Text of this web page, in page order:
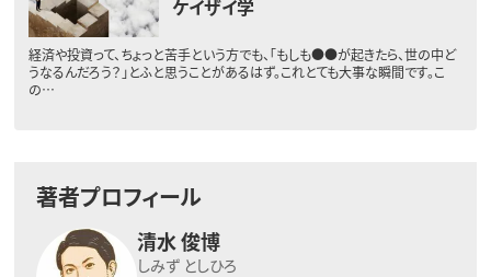
ケイザイ学
経済や投資って、ちょっと苦手という方でも、「もしも●●が起きたら、世の中ど
うなるんだろう？」とふと思うことがあるはず。これとても大事な瞬間です。こ
の…
著者プロフィール
清水 俊博
しみず としひろ